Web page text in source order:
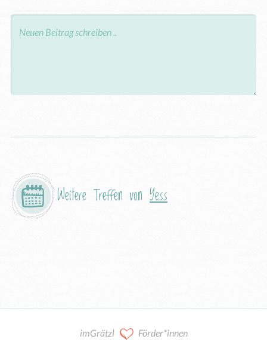
Weitere Treffen von Yess
imGrätzl Förder*innen